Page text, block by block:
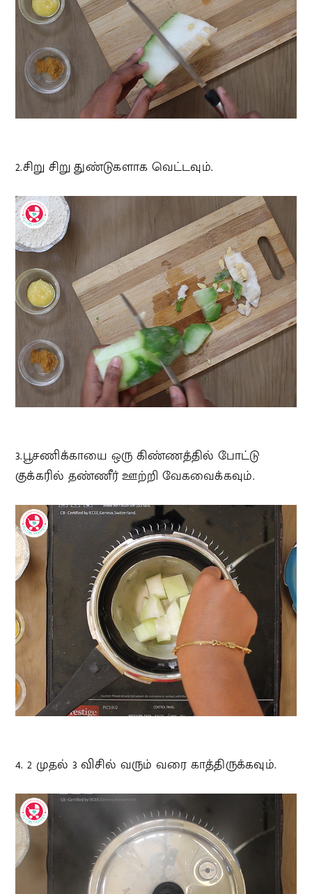
2.சிறு சிறு துண்டுகளாக வெட்டவும்.
3.பூசணிக்காயை ஒரு கிண்ணத்தில் போட்டு
குக்கரில் தண்ணீர் ஊற்றி வேகவைக்கவும்.
4. 2 முதல் 3 விசில் வரும் வரை காத்திருக்கவும்.